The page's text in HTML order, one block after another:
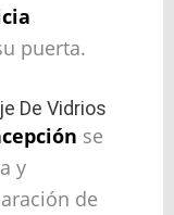
puerta.
De Vidrios
se
y
de